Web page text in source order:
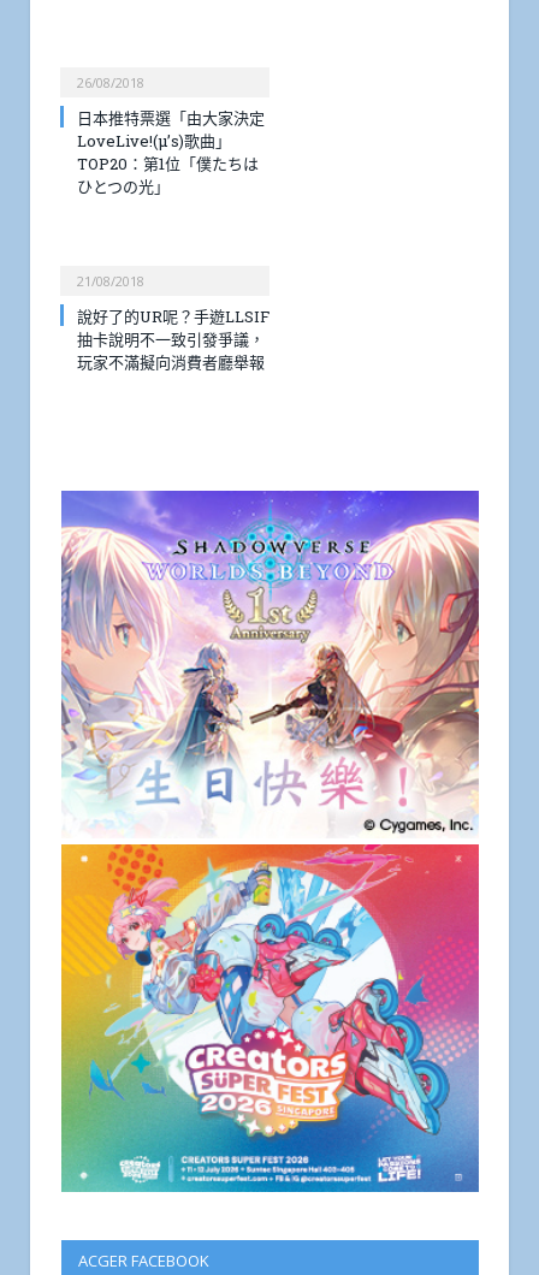
26/08/2018
日本推特票選「由大家決定
LoveLive!(μ’s)歌曲」
TOP20：第1位「僕たちは
ひとつの光」
21/08/2018
說好了的UR呢？手遊LLSIF
抽卡說明不一致引發爭議，
玩家不滿擬向消費者廳舉報
ACGER FACEBOOK